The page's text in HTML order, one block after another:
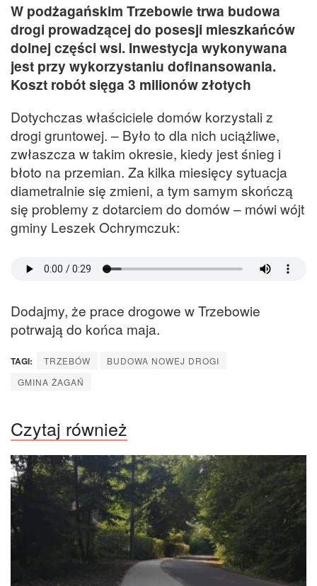
W podżagańskim Trzebowie trwa budowa
drogi prowadzącej do posesji mieszkańców
dolnej części wsi. Inwestycja wykonywana
jest przy wykorzystaniu dofinansowania.
Koszt robót sięga 3 milionów złotych
Dotychczas właściciele domów korzystali z
drogi gruntowej. – Było to dla nich uciążliwe,
zwłaszcza w takim okresie, kiedy jest śnieg i
błoto na przemian. Za kilka miesięcy sytuacja
diametralnie się zmieni, a tym samym skończą
się problemy z dotarciem do domów – mówi wójt
gminy Leszek Ochrymczuk:
Dodajmy, że prace drogowe w Trzebowie
potrwają do końca maja.
TAGI: TRZEBÓW
BUDOWA NOWEJ DROGI
GMINA ŻAGAŃ
Czytaj również